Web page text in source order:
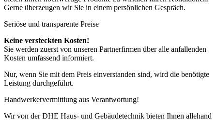
Gerne überzeugen wir Sie in einem persönlichen Gespräch.
Seriöse und transparente Preise
Keine versteckten Kosten!
Sie werden zuerst von unseren Partnerfirmen über alle anfallenden
Kosten umfassend informiert.
Nur, wenn Sie mit dem Preis einverstanden sind, wird die benötigte
Leistung durchgeführt.
Handwerkervermittlung aus Verantwortung!
Wir von der DHE Haus- und Gebäudetechnik bieten Ihnen allehand